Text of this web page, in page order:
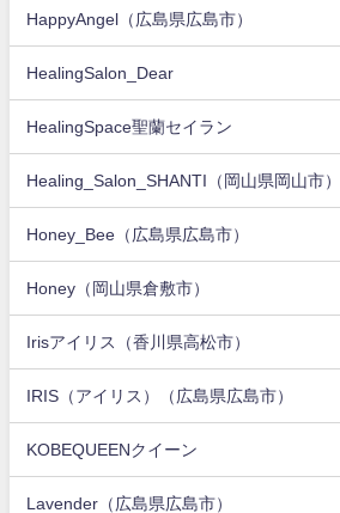
HappyAngel（広島県広島市）
HealingSalon_Dear
HealingSpace聖蘭セイラン
Healing_Salon_SHANTI（岡山県岡山市）
Honey_Bee（広島県広島市）
Honey（岡山県倉敷市）
Irisアイリス（香川県高松市）
IRIS（アイリス）（広島県広島市）
KOBEQUEENクイーン
Lavender（広島県広島市）